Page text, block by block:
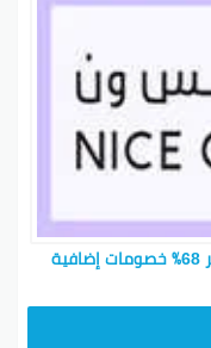
كود خصم نايس ون اروى الإمارات 2026 وفر 68٪ خصومات إضافية